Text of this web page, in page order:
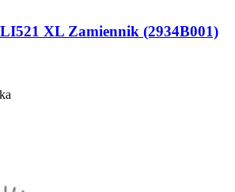
XL Zamiennik (2934B001)